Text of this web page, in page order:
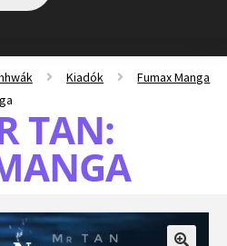
Kiadók
Fumax Manga
TAN: